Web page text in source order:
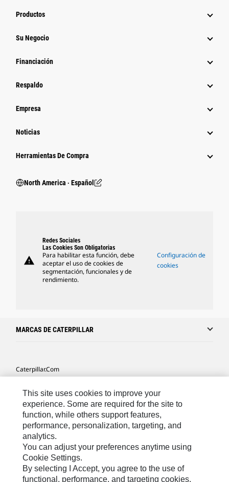
Productos
Su Negocio
Financiación
Respaldo
Empresa
Noticias
Herramientas De Compra
North America ‧ Español
warning
Redes Sociales
Las Cookies Son Obligatorias
Para habilitar esta función, debe
aceptar el uso de cookies de
segmentación, funcionales y de
rendimiento.
Configuración de
cookies
MARCAS DE CATERPILLAR
Caterpillar.com
Mis Preferencias De Marketing
Site Map
Cookie Settings
Legal
Privacy
This site uses cookies to improve your
experience. Some are required for the site to
function, while others support features,
performance, personalization, targeting, and
analytics.
You can adjust your preferences anytime using
Cookie Settings.
By selecting I Accept, you agree to the use of
functional, performance, and targeting cookies.